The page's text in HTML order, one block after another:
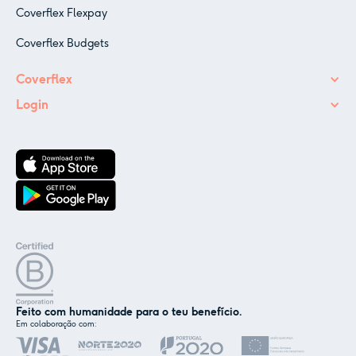
Coverflex Flexpay
Coverflex Budgets
Coverflex
Login
Feito com humanidade para o teu benefício.
Em colaboração com: